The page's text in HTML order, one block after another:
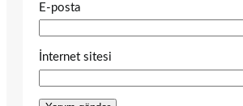
E-posta
İnternet sitesi